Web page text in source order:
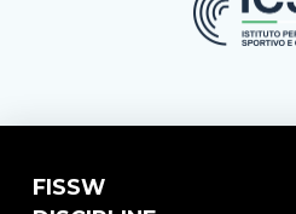
FISSW